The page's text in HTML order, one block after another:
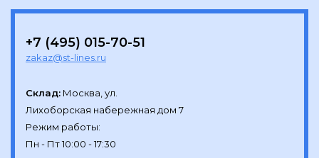
+7 (495) 015-70-51
zakaz@st-lines.ru
Склад: Москва, ул.
Лихоборская набережная дом 7
Режим работы: